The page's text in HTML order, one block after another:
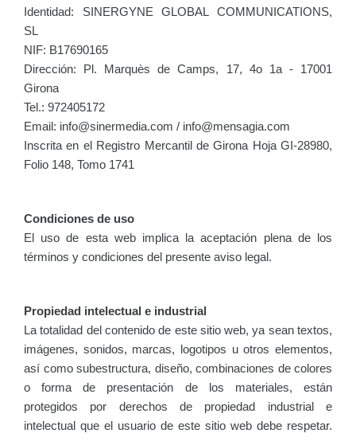
Identidad: SINERGYNE GLOBAL COMMUNICATIONS,
SL
NIF: B17690165
Dirección: Pl. Marquès de Camps, 17, 4o 1a - 17001
Girona
Tel.: 972405172
Email: info@sinermedia.com / info@mensagia.com
Inscrita en el Registro Mercantil de Girona Hoja GI-28980,
Folio 148, Tomo 1741
Condiciones de uso
El uso de esta web implica la aceptación plena de los
términos y condiciones del presente aviso legal.
Propiedad intelectual e industrial
La totalidad del contenido de este sitio web, ya sean textos,
imágenes, sonidos, marcas, logotipos u otros elementos,
así como subestructura, diseño, combinaciones de colores
o forma de presentación de los materiales, están
protegidos por derechos de propiedad industrial e
intelectual que el usuario de este sitio web debe respetar.